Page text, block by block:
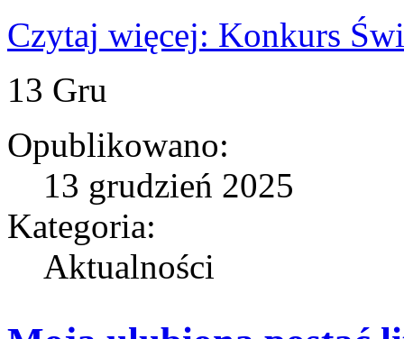
Czytaj więcej: Konkurs
13 Gru
Opublikowano:
13 grudzień 2025
Kategoria:
Aktualności